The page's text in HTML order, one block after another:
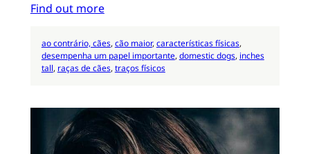
Find out more
ao contrário, cães, cão maior, características físicas
desempenha um papel importante, domestic dogs, inches
tall, raças de cães, traços físicos